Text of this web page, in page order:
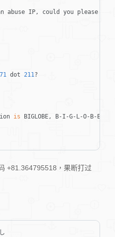
abuse IP, could you please
71 dot 211?
is BIGLOBE, B-I-G-L-O-B-E （
+81.364795518，果断打过